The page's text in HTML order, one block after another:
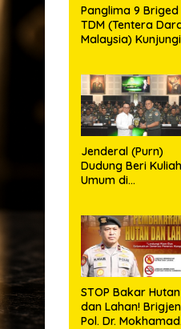
Panglima 9 Briged
TDM (Tentera
Malaysia) Kunjungi
Sajingan, Perkuat
Sinergitas
Jenderal (Purn)
Dudung Beri Kuliah
Umum di
Strategis Presiden
STOP Bakar Hutan
dan Lahan! Brigjen
Pol. Dr. Mokhamad